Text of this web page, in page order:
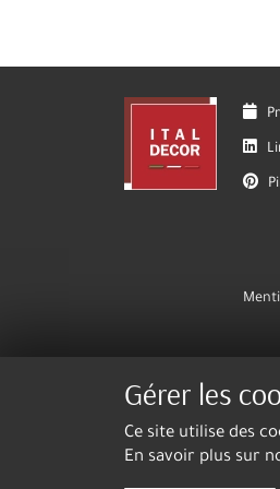
Gérer les
Ce site utilise des
En savoir plus sur